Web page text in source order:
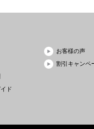
ド
お客様の声
割引キャンペ